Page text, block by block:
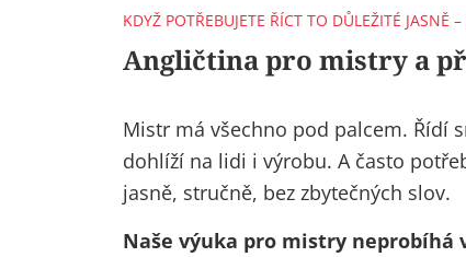
KDYŽ POTŘEBUJETE ŘÍCT TO DŮLEŽITÉ JASNĚ
Angličtina pro mistry a
Mistr má všechno pod palcem. Řídí
dohlíží na lidi i výrobu. A často
jasně, stručně, bez zbytečných slov.
Naše výuka pro mistry neprobíhá